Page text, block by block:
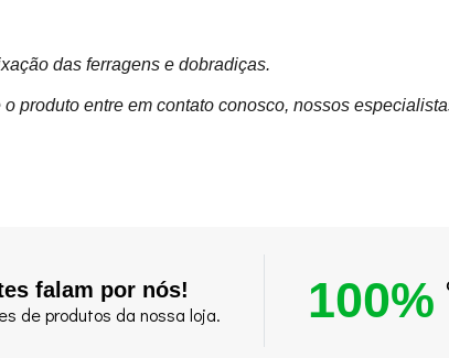
das ferragens e dobradiças.
produto entre em contato conosco, nossos
falam por nós!
de produtos da nossa loja. 100%